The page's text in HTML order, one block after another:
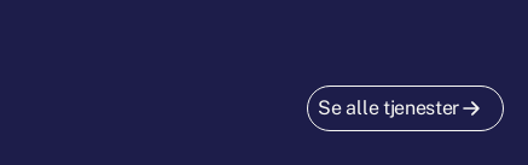
moderne teknologi med tung operasjonell
Se alle tjenester